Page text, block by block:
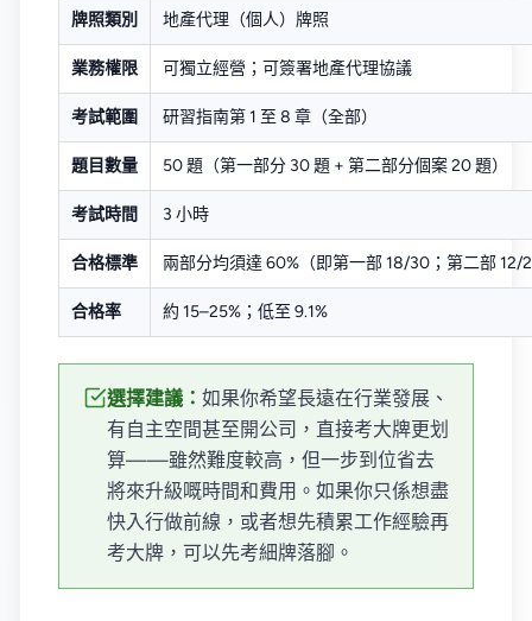
牌照類別 地產代理（個人）牌照
業務權限 可獨立經營；可簽署地產代理協議
考試範圍 研習指南第 1 至 8 章（全部）
題目數量 50 題（第一部分 30 題 + 第二部分個案 20 題）
考試時間 3 小時
合格標準 兩部分均須達 60%（即第一部 18/30；第二部 12/
合格率 約 15–25%；低至 9.1%
選擇建議： 如果你希望長遠在行業發展、
有自主空間甚至開公司，直接考大牌更划
算——雖然難度較高，但一步到位省去
將來升級嘅時間和費用。如果你只係想盡
快入行做前線，或者想先積累工作經驗再
考大牌，可以先考細牌落腳。